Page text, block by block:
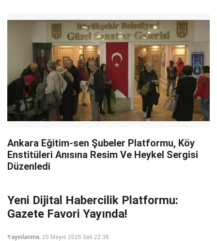
Ankara Eğitim-sen Şubeler Platformu, Köy
Enstitüleri Anısına Resim Ve Heykel Sergisi
Düzenledi
Yeni Dijital Habercilik Platformu:
Gazete Favori Yayında!
Yayınlanma: 20 Mayıs 2025 Salı 22:38